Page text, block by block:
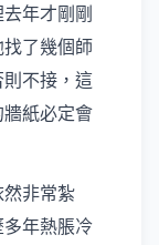
年才剛剛
了幾個師
不接，這
紙必定會
非常紮
年熱脹冷